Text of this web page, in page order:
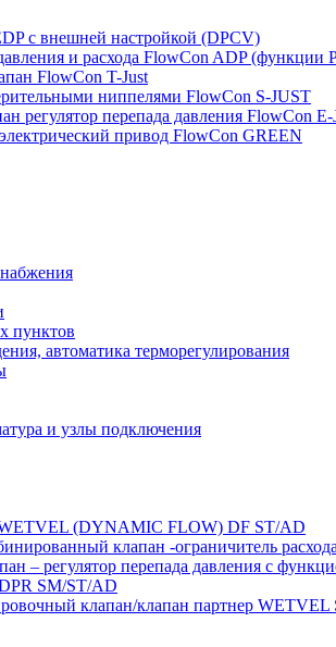
с внешней настройкой (DPCV)
и расхода FlowСon ADP
FlowСon T-Just
ниппелями FlowСon S-JUST
регулятор перепада давления FlowСon
привод FlowСon GREEN
пунктов
автоматика терморегулирования
и узлы подключения
WETVEL (DYNAMIC FLOW) DF ST/AD
клапан -ограничитель
– регулятор перепада давления
SM/ST/AD
клапан/клапан партнер WETVEL